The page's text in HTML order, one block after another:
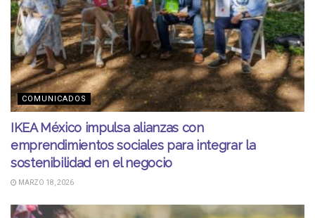
COMUNICADOS
IKEA México impulsa alianzas con
emprendimientos sociales para integrar la
sostenibilidad en el negocio
MARZO 18, 2026